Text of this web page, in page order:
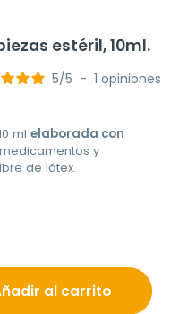
estéril, 10ml.
5/5 - 1 opiniones
ml elaborada con
y
de látex.
al carrito